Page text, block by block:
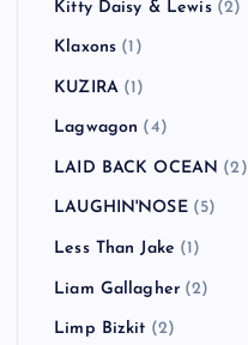
Kitty Daisy & Lewis(2)
Klaxons (1)
KUZIRA(1)
Lagwagon (4)
LAID BACK OCEAN (2)
LAUGHIN'NOSE(5)
Less Than Jake (1)
Liam Gallagher (2)
Limp Bizkit (2)